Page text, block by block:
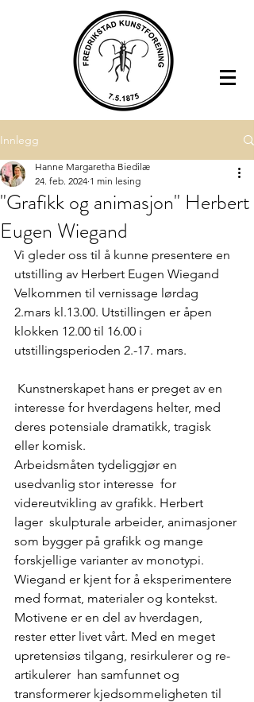
Innlegg
"Grafikk og animasjon" Herbert
Eugen Wiegand
Hanne Margaretha Biedilæ
24. feb. 2024 1 min lesing
Vi gleder oss til å kunne presentere en
utstilling av Herbert Eugen Wiegand
Velkommen til vernissage lørdag
2.mars kl.13.00. Utstillingen er åpen
klokken 12.00 til 16.00 i
utstillingsperioden 2.-17. mars.
Kunstnerskapet hans er preget av en
interesse for hverdagens helter, med
deres potensiale dramatikk, tragisk
eller komisk.
Arbeidsmåten tydeliggjør en
usedvanlig stor interesse  for
videreutvikling av grafikk. Herbert
lager  skulpturale arbeider, animasjoner
som bygger på grafikk og mange
forskjellige varianter av monotypi.
Wiegand er kjent for å eksperimentere
med format, materialer og kontekst.
Motivene er en del av hverdagen,
rester etter livet vårt. Med en meget
upretensiøs tilgang, resirkulerer og re-
artikulerer  han samfunnet og
transformerer kjedsommeligheten til